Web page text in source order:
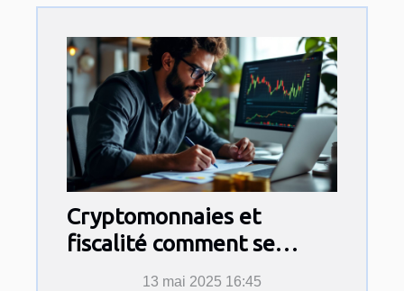
Cryptomonnaies et
fiscalité comment se
préparer pour la
13 mai 2025 16:45